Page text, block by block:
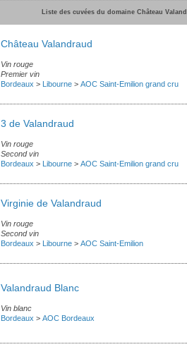
Liste des cuvées du domaine Château
Château Valandraud
Vin rouge
Premier vin
Bordeaux > Libourne > AOC Saint-Emilion grand cru
3 de Valandraud
Vin rouge
Second vin
Bordeaux > Libourne > AOC Saint-Emilion grand cru
Virginie de Valandraud
Vin rouge
Second vin
Bordeaux > Libourne > AOC Saint-Emilion
Valandraud Blanc
Vin blanc
Bordeaux > AOC Bordeaux